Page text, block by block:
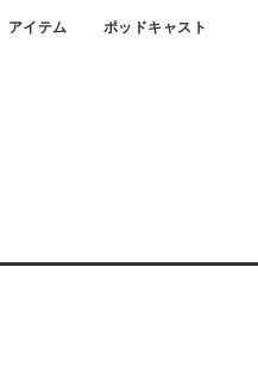
アイテム ポッドキャスト